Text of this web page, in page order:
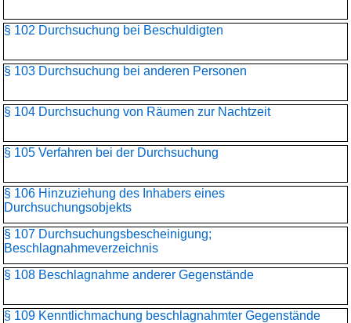
§ 102 Durchsuchung bei Beschuldigten
§ 103 Durchsuchung bei anderen Personen
§ 104 Durchsuchung von Räumen zur Nachtzeit
§ 105 Verfahren bei der Durchsuchung
§ 106 Hinzuziehung des Inhabers eines
Durchsuchungsobjekts
§ 107 Durchsuchungsbescheinigung;
Beschlagnahmeverzeichnis
§ 108 Beschlagnahme anderer Gegenstände
§ 109 Kenntlichmachung beschlagnahmter Gegenstände